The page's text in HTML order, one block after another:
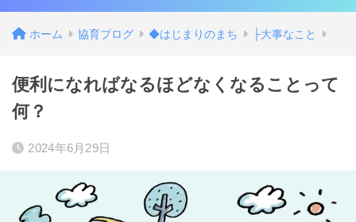
ホーム 協育ブログ ◆はじまりのまち ├大事なこと
便利になればなるほどなくなることって
何？
2024年6月29日